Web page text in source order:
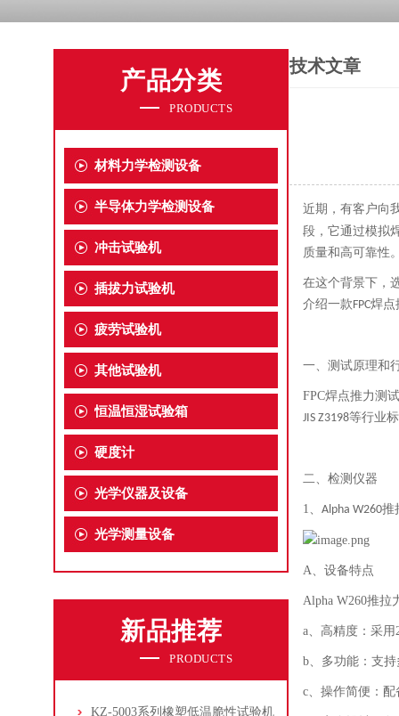
产品分类
PRODUCTS
材料力学检测设备
半导体力学检测设备
冲击试验机
插拔力试验机
疲劳试验机
其他试验机
恒温恒湿试验箱
硬度计
光学仪器及设备
光学测量设备
新品推荐
PRODUCTS
KZ-5003系列橡塑低温脆性试验机
技术文章
近期，有客户向
段，它通过模拟
质量和高可靠性
在这个背景下，
介绍一款FPC焊点
一、测试原理和
FPC焊点推力测
JIS Z3198等行业
二、检测仪器
1、 Alpha W260推
A、设备特点
Alpha W260推拉
a、高精度：采
b、多功能：支
c、操作简便：